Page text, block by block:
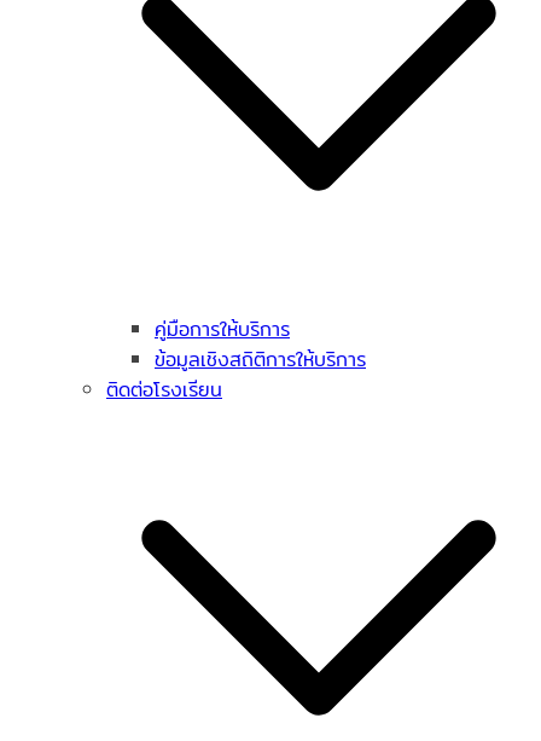
คู่มือการให้บริการ
ข้อมูลเชิงสถิติการให้บริการ
ติดต่อโรงเรียน